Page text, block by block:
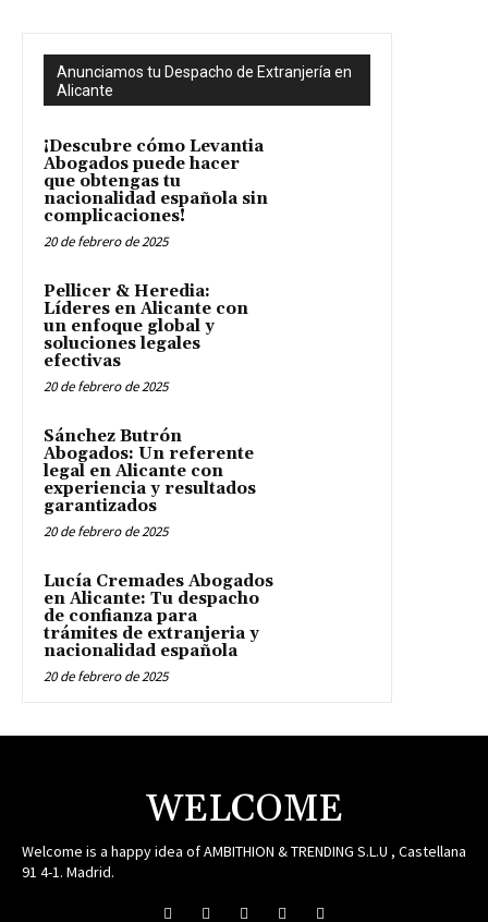
Anunciamos tu Despacho de Extranjería en
Alicante
¡Descubre cómo Levantia
Abogados puede hacer
que obtengas tu
nacionalidad española sin
complicaciones!
20 de febrero de 2025
Pellicer & Heredia:
Líderes en Alicante con
un enfoque global y
soluciones legales
efectivas
20 de febrero de 2025
Sánchez Butrón
Abogados: Un referente
legal en Alicante con
experiencia y resultados
garantizados
20 de febrero de 2025
Lucía Cremades Abogados
en Alicante: Tu despacho
de confianza para
trámites de extranjeria y
nacionalidad española
20 de febrero de 2025
WELCOME
Welcome is a happy idea of AMBITHION & TRENDING S.L.U , Castellana
91 4-1. Madrid.